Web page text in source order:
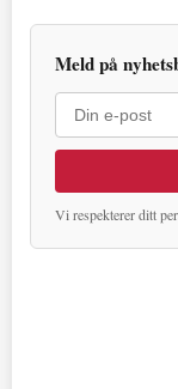
Meld på
Vi respekterer ditt